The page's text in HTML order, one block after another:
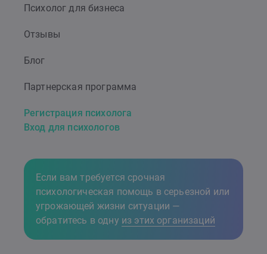
Психолог для бизнеса
Отзывы
Блог
Партнерская программа
Регистрация психолога
Вход для психологов
Если вам требуется срочная
психологическая помощь в серьезной или
угрожающей жизни ситуации —
обратитесь в одну из этих организаций